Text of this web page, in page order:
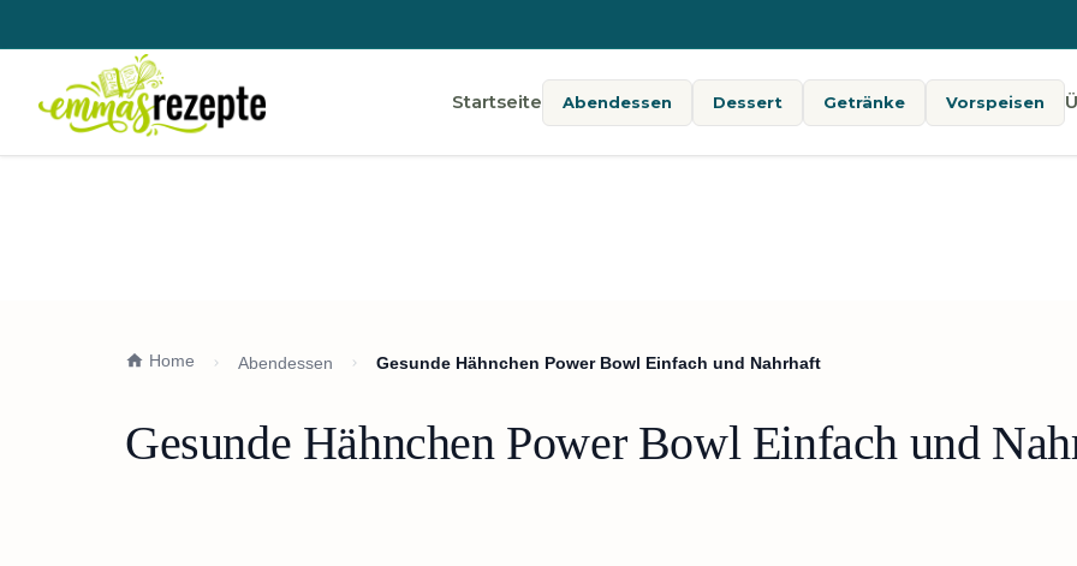
Startseite Abendessen Dessert Getränke Vorspeisen
Home Abendessen Gesunde Hähnchen Power Bowl Einfach und Nahrhaft
Gesunde Hähnchen Power Bowl Einfach und